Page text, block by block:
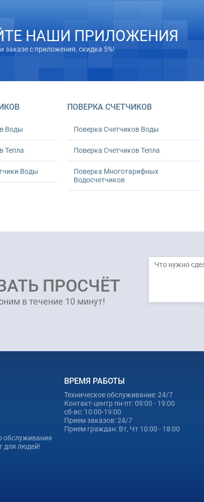
НАШИ ПРИЛОЖЕНИЯ
заказе с приложения, скидка 5%!
Воды
Тепла
Воды
ПОВЕРКА СЧЕТЧИКОВ
Поверка Счетчиков Воды
Поверка Счетчиков Тепла
Поверка Многотарифных
Водосчетчиков
ПРОСЧЁТ
в течение 10 минут!
обслуживания
для людей!
ВРЕМЯ РАБОТЫ
Техническое обслуживание: 24/7
Контакт-центр пн-пт: 09:00 - 19:00
сб-вс: 10:00-19:00
Прием заказов: 24/7
Прием граждан: Вт, Чт 10:00 - 18:00